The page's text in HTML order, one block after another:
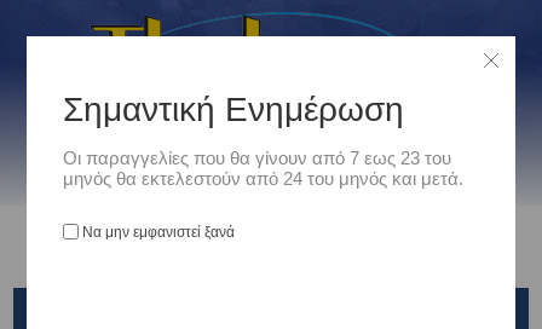
Σημαντική Ενημέρωση
Οι παραγγελίες που θα γίνουν από 7 εως 23 του
μηνός θα εκτελεστούν από 24 του μηνός και μετά.
Να μην εμφανιστεί ξανά